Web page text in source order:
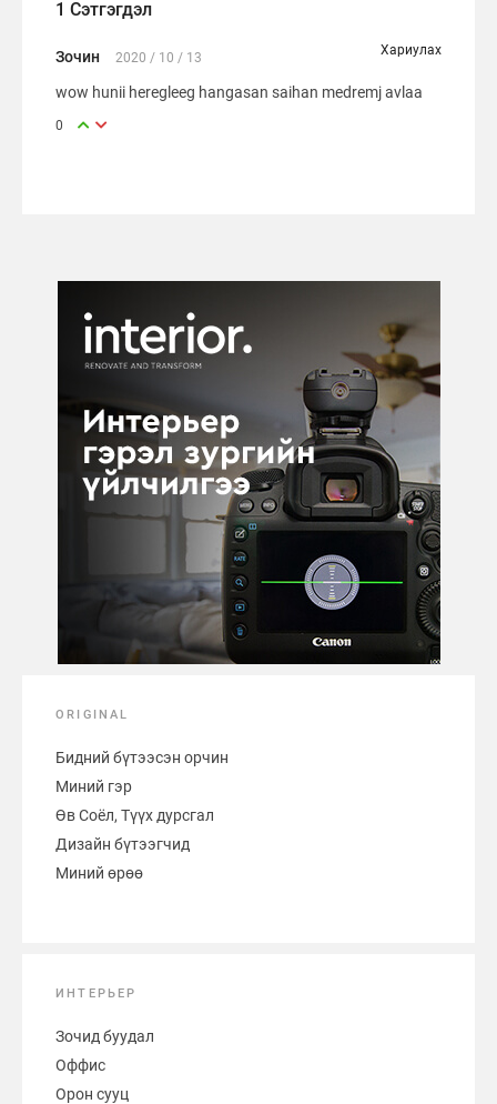
1 Сэтгэгдэл
Зочин 2020 / 10 / 13 Хариулах
wow hunii heregleeg hangasan saihan medremj avlaa
0
ORIGINAL
Бидний бүтээсэн орчин
Миний гэр
Өв Соёл, Түүх дурсгал
Дизайн бүтээгчид
Миний өрөө
ИНТЕРЬЕР
Зочид буудал
Оффис
Орон сууц